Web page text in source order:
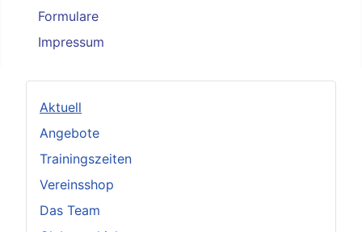
Formulare
Impressum
Aktuell
Angebote
Trainingszeiten
Vereinsshop
Das Team